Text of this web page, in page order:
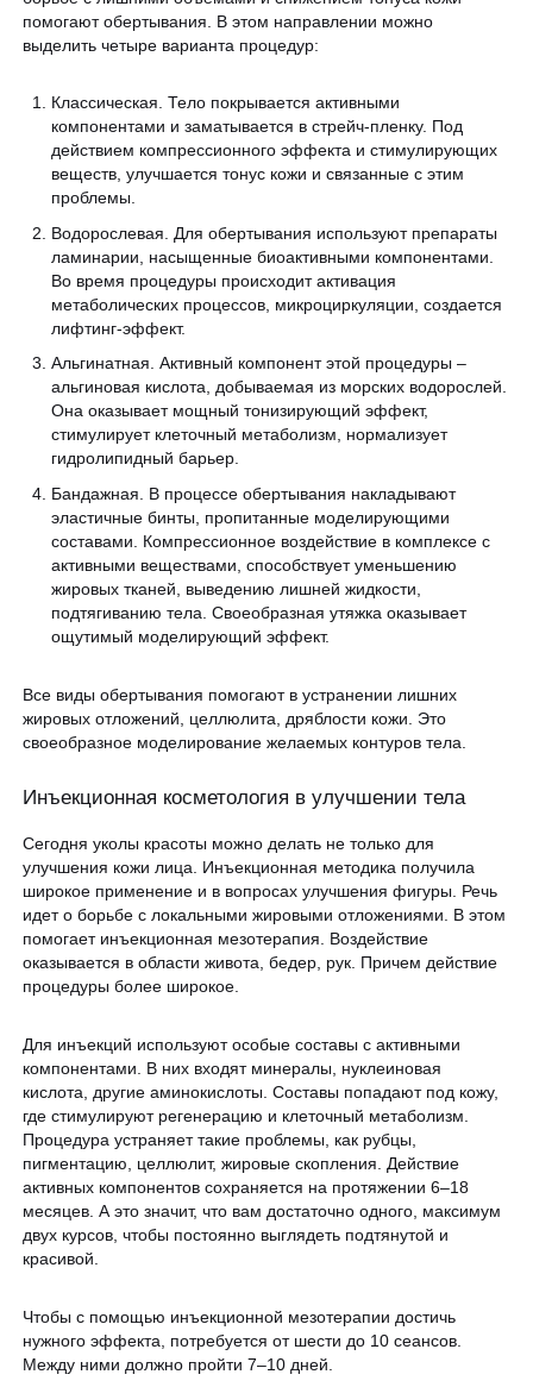
помогают обертывания. В этом направлении можно
выделить четыре варианта процедур:
Классическая. Тело покрывается активными
компонентами и заматывается в стрейч-пленку. Под
действием компрессионного эффекта и стимулирующих
веществ, улучшается тонус кожи и связанные с этим
проблемы.
Водорослевая. Для обертывания используют препараты
ламинарии, насыщенные биоактивными компонентами.
Во время процедуры происходит активация
метаболических процессов, микроциркуляции, создается
лифтинг-эффект.
Альгинатная. Активный компонент этой процедуры –
альгиновая кислота, добываемая из морских водорослей.
Она оказывает мощный тонизирующий эффект,
стимулирует клеточный метаболизм, нормализует
гидролипидный барьер.
Бандажная. В процессе обертывания накладывают
эластичные бинты, пропитанные моделирующими
составами. Компрессионное воздействие в комплексе с
активными веществами, способствует уменьшению
жировых тканей, выведению лишней жидкости,
подтягиванию тела. Своеобразная утяжка оказывает
ощутимый моделирующий эффект.
Все виды обертывания помогают в устранении лишних
жировых отложений, целлюлита, дряблости кожи. Это
своеобразное моделирование желаемых контуров тела.
Инъекционная косметология в улучшении тела
Сегодня уколы красоты можно делать не только для
улучшения кожи лица. Инъекционная методика получила
широкое применение и в вопросах улучшения фигуры. Речь
идет о борьбе с локальными жировыми отложениями. В этом
помогает инъекционная мезотерапия. Воздействие
оказывается в области живота, бедер, рук. Причем действие
процедуры более широкое.
Для инъекций используют особые составы с активными
компонентами. В них входят минералы, нуклеиновая
кислота, другие аминокислоты. Составы попадают под кожу,
где стимулируют регенерацию и клеточный метаболизм.
Процедура устраняет такие проблемы, как рубцы,
пигментацию, целлюлит, жировые скопления. Действие
активных компонентов сохраняется на протяжении 6–18
месяцев. А это значит, что вам достаточно одного, максимум
двух курсов, чтобы постоянно выглядеть подтянутой и
красивой.
Чтобы с помощью инъекционной мезотерапии достичь
нужного эффекта, потребуется от шести до 10 сеансов.
Между ними должно пройти 7–10 дней.